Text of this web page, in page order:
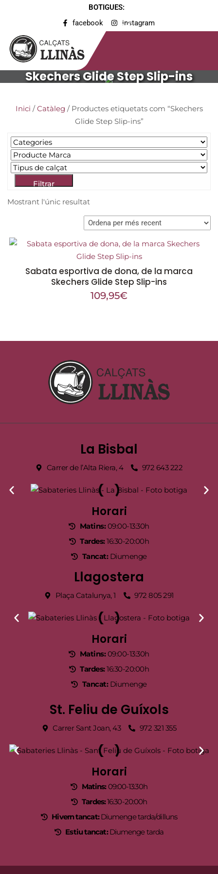
BOTIGUES:
facebook
instagram
Skechers Glide Step Slip-ins
Inici /Catàleg / Productes etiquetats com “Skechers
Glide Step Slip-ins”
Filtrar
Mostrant l'únic resultat
Sabata esportiva de dona, de la marca
Skechers Glide Step Slip-ins
109,95€
La Bisbal
Carrer de l’Alta Riera, 4 972 643 222
Horari
Matins:09:00-13:30h
Tardes:16:30-20:00h
Tancat:Diumenge
Llagostera
Plaça Catalunya, 1 972 805 291
Horari
Matins:09:00-13:30h
Tardes:16:30-20:00h
Tancat:Diumenge
St. Feliu de Guíxols
Carrer Sant Joan, 43 972 321 355
Horari
Matins:09:00-13:30h
Tardes:16:30-20:00h
Hivern tancat:Diumenge tarda/dilluns
Estiu tancat:Diumenge tarda